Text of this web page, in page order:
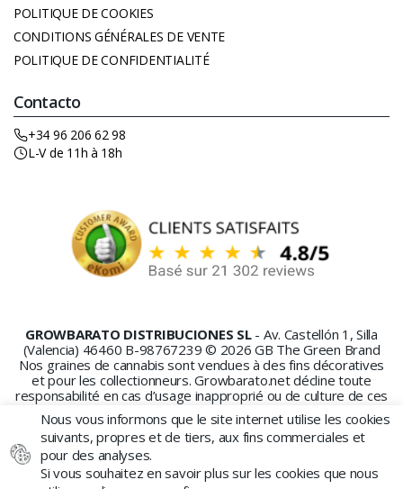
POLITIQUE DE COOKIES
CONDITIONS GÉNÉRALES DE VENTE
POLITIQUE DE CONFIDENTIALITÉ
Contacto
+34 96 206 62 98
L-V de 11h à 18h
GROWBARATO DISTRIBUCIONES SL - Av. Castellón 1, Silla
(Valencia) 46460 B-98767239 © 2026 GB The Green Brand
Nos graines de cannabis sont vendues à des fins décoratives
et pour les collectionneurs. Growbarato.net décline toute
responsabilité en cas d’usage inapproprié ou de culture de ces
graines.
Nous vous informons que le site internet utilise les cookies
suivants, propres et de tiers, aux fins commerciales et
pour des analyses.
Si vous souhaitez en savoir plus sur les cookies que nous